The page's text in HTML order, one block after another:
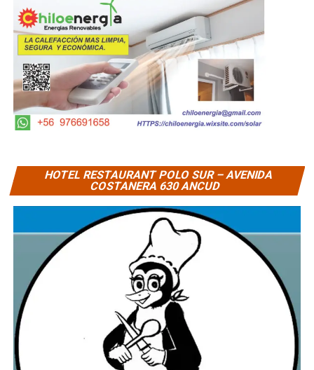
HOTEL RESTAURANT POLO SUR – AVENIDA
COSTANERA 630 ANCUD